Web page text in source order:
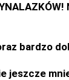
bardzo
jeszcze